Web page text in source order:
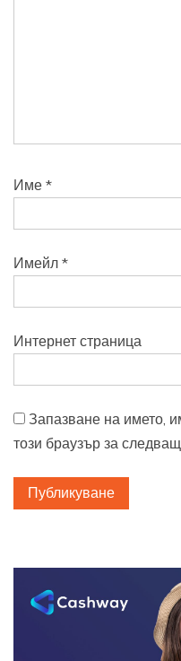
Име *
Имейл *
Интернет страница
Запазване на името,
този браузър за